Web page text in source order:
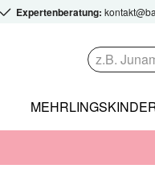
Expertenberatung: